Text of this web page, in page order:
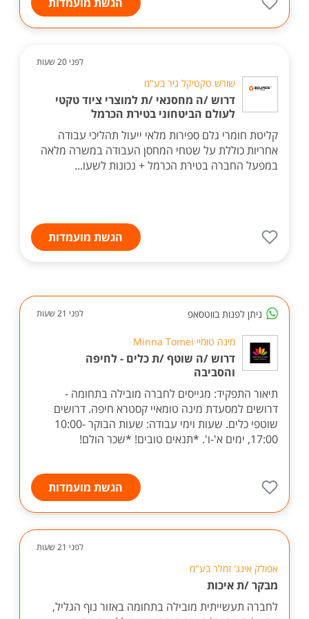
לפני 20 שעות
שורש טקטיקל גיר בע"מ
דרוש /ה מחסנאי /ת למוצרי ציוד טקטי
לעולם הביטחוני בטירת הכרמל
קליטת חומרי גלם ספירות מלאי ייעול תהליכי עבודה
אחריות כוללת על שטחי המחסן העבודה במשרה מלאה
במפעל החברה בטירת הכרמל + נכונות לשעו...
הגשת מועמדות
ניתן לפנות בווטסאפ לפני 21 שעות
מינה טומיי Minna Tomei
דרוש /ה שוטף /ת כלים - לחיפה
והסביבה
תיאור התפקיד: מגייסים לחברה מובילה בתחומה -
דרושים למסעדת מינה טומאיי קסטרא חיפה. דרושים
שוטפי כלים. שעות וימי עבודה: שעות הבוקר 10:00-
17:00, ימים א'-ו'. *תנאים טובים! *שכר הולם!
הגשת מועמדות
לפני 21 שעות
אפולק אינג' זמלר בע"מ
מבקר /ת איכות
לחברה תעשייתית מובילה בתחומה באזור נוף הגליל,